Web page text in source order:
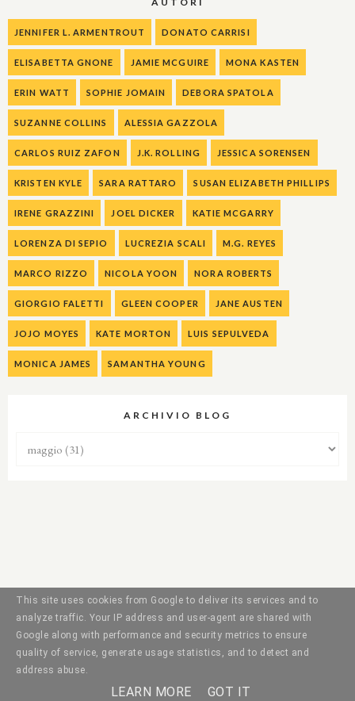
JENNIFER L. ARMENTROUT DONATO CARRISI
ELISABETTA GNONE JAMIE MCGUIRE MONA KASTEN
ERIN WATT SOPHIE JOMAIN DEBORA SPATOLA
SUZANNE COLLINS ALESSIA GAZZOLA
CARLOS RUIZ ZAFON J.K. ROLLING JESSICA SORENSEN
KRISTEN KYLE SARA RATTARO SUSAN ELIZABETH PHILLIPS
IRENE GRAZZINI JOEL DICKER KATIE MCGARRY
LORENZA DI SEPIO LUCREZIA SCALI M.G. REYES
MARCO RIZZO NICOLA YOON NORA ROBERTS
GIORGIO FALETTI GLEEN COOPER JANE AUSTEN
JOJO MOYES KATE MORTON LUIS SEPULVEDA
MONICA JAMES SAMANTHA YOUNG
ARCHIVIO BLOG
This site uses cookies from Google to deliver its services and to
analyze traffic. Your IP address and user-agent are shared with
Google along with performance and security metrics to ensure
quality of service, generate usage statistics, and to detect and
address abuse.
LEARN MORE GOT IT